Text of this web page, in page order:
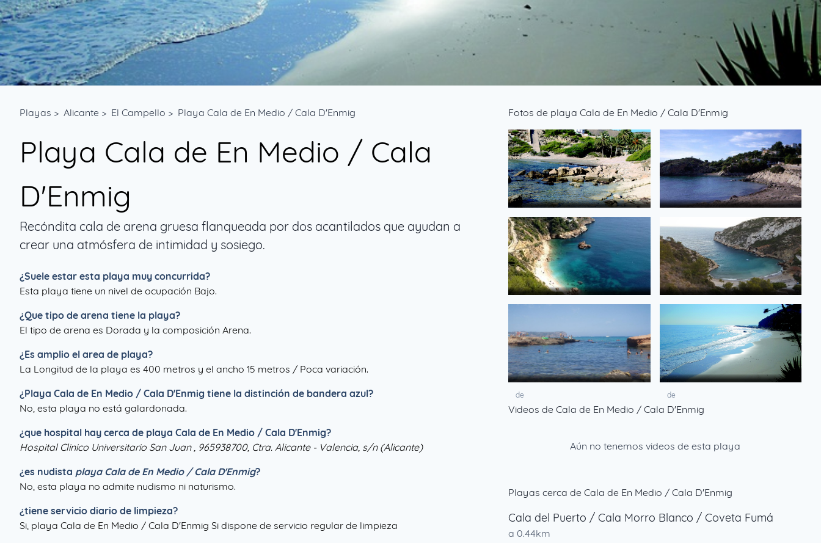
Playas > Alicante > El Campello > Playa Cala de En Medio / Cala D'Enmig
Playa Cala de En Medio / Cala
D'Enmig
Recóndita cala de arena gruesa flanqueada por dos acantilados que ayudan a
crear una atmósfera de intimidad y sosiego.
¿Suele estar esta playa muy concurrida?
Esta playa tiene un nivel de ocupación Bajo.
¿Que tipo de arena tiene la playa?
El tipo de arena es Dorada y la composición Arena.
¿Es amplio el area de playa?
La Longitud de la playa es 400 metros y el ancho 15 metros / Poca variación.
¿Playa Cala de En Medio / Cala D'Enmig tiene la distinción de bandera azul?
No, esta playa no está galardonada.
¿que hospital hay cerca de playa Cala de En Medio / Cala D'Enmig?
Hospital Clinico Universitario San Juan , 965938700, Ctra. Alicante - Valencia, s/n (Alicante)
¿es nudista playa Cala de En Medio / Cala D'Enmig?
No, esta playa no admite nudismo ni naturismo.
¿tiene servicio diario de limpieza?
Si, playa Cala de En Medio / Cala D'Enmig Si dispone de servicio regular de limpieza
Fotos de playa Cala de En Medio / Cala D'Enmig
de
de de
Videos de Cala de En Medio / Cala D'Enmig
Aún no tenemos videos de esta playa
Playas cerca de Cala de En Medio / Cala D'Enmig
Cala del Puerto / Cala Morro Blanco / Coveta Fumá
a 0.44km